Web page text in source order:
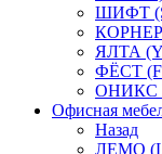
ШИФТ
КОРНЕР
ЯЛТА
ФЁСТ
ОНИКС
Офисная
Назад
ЛЕМО